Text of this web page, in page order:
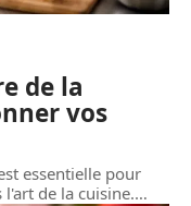
de la
vos
essentielle pour
de la cuisine.…